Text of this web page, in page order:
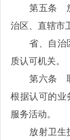
第五条 放
治区、直辖市
省、自治区
质认可机关。
第六条 取
根据认可的业
服务活动。
放射卫生技